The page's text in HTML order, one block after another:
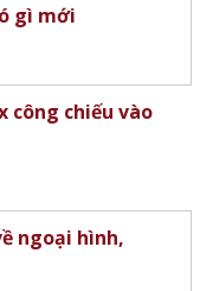
gì mới
công chiếu vào
ngoại hình,